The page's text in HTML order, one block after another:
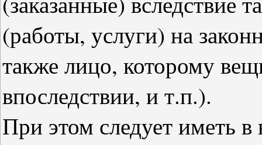
(работы, услуги) на
также лицо, которому
впоследствии, и т.п.).
При этом следует иметь